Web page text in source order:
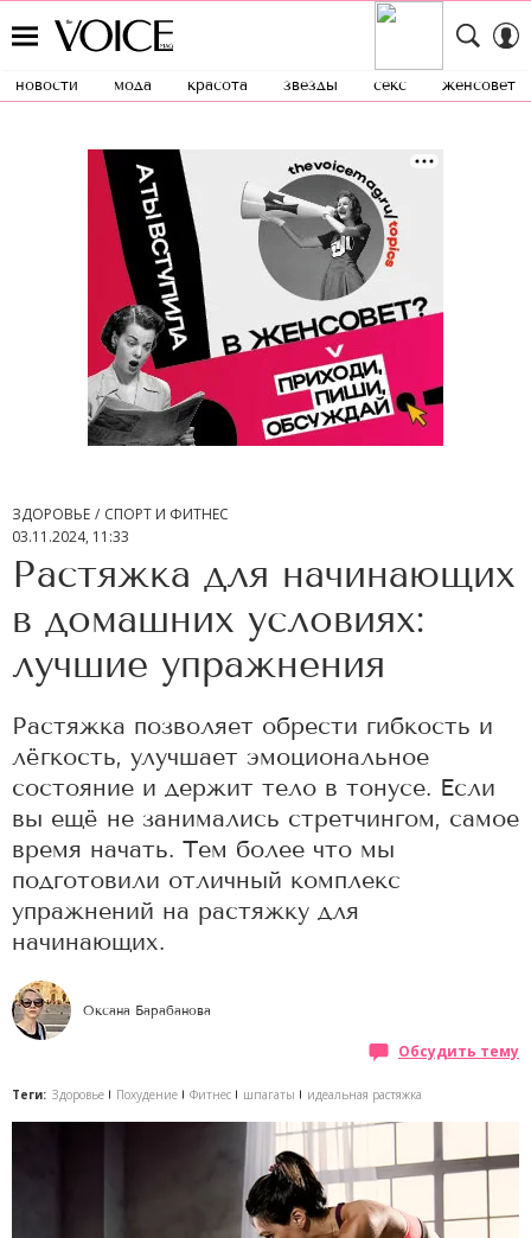
новости мода красота звезды секс женсовет
ЗДОРОВЬЕ
СПОРТ И ФИТНЕС
03.11.2024, 11:33
Растяжка для начинающих
в домашних условиях:
лучшие упражнения
Растяжка позволяет обрести гибкость и
лёгкость, улучшает эмоциональное
состояние и держит тело в тонусе. Если
вы ещё не занимались стретчингом, самое
время начать. Тем более что мы
подготовили отличный комплекс
упражнений на растяжку для
начинающих.
Оксана Барабанова
Обсудить тему
Теги: Здоровье Похудение Фитнес шпагаты идеальная растяжка